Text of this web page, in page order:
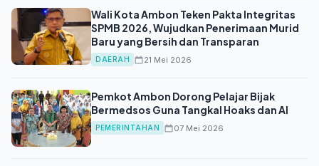
Wali Kota Ambon Teken Pakta Integritas
SPMB 2026, Wujudkan Penerimaan Murid
Baru yang Bersih dan Transparan
DAERAH 21 Mei 2026
Pemkot Ambon Dorong Pelajar Bijak
Bermedsos Guna Tangkal Hoaks dan AI
PEMERINTAHAN 07 Mei 2026